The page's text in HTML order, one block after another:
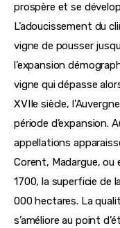
prospère et se
L’adoucissement du
vigne de pousser
l’expansion
vigne qui dépasse
XVIIe siècle,
période d’expansion.
appellations
Corent, Madargue, ou
1700, la superficie de
000 hectares. La
s’améliore au point